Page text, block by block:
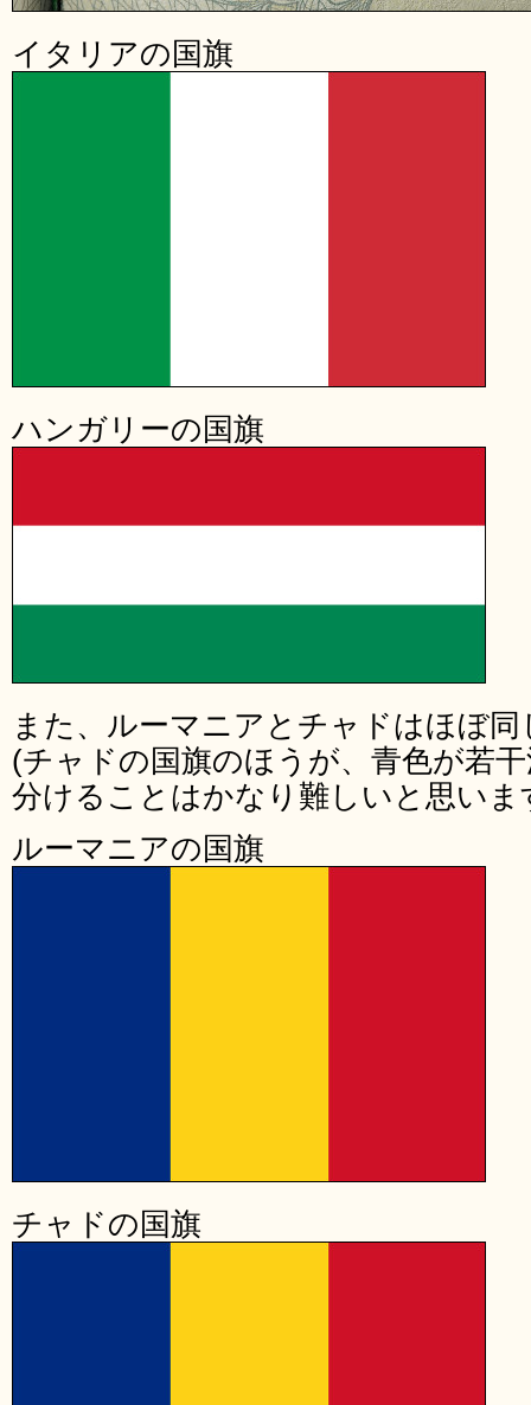
イタリアの国旗
ハンガリーの国旗
また、ルーマニアとチャドはほぼ
(チャドの国旗のほうが、青色が若
分けることはかなり難しいと思いま
ルーマニアの国旗
チャドの国旗